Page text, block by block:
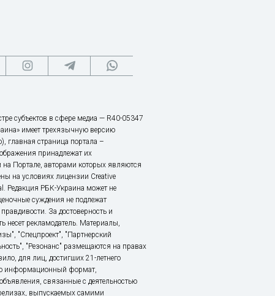
субъектов в сфере медиа — R40-05347
имеет трехязычную версию
главная страница портала –
принадлежат их
Портале, авторами которых являются
на условиях лицензии Creative
Редакция РБК-Украина может не
суждения не подлежат
За достоверность и
несет рекламодатель. Материалы,
"Спецпроект", "Партнерский
"Резонанс" размещаются на правах
для лиц, достигших 21-летнего
информационный формат,
связанные с деятельностью
выпускаемых самими